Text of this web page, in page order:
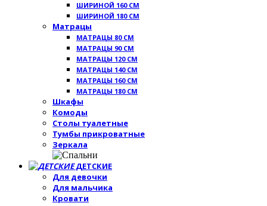
ШИРИНОЙ 160 СМ
ШИРИНОЙ 180 СМ
Матрацы
МАТРАЦЫ 80 СМ
МАТРАЦЫ 90 СМ
МАТРАЦЫ 120 СМ
МАТРАЦЫ 140 СМ
МАТРАЦЫ 160 СМ
МАТРАЦЫ 180 СМ
Шкафы
Комоды
Столы туалетные
Тумбы прикроватные
Зеркала
ДЕТСКИЕ
Для девочки
Для мальчика
Кровати